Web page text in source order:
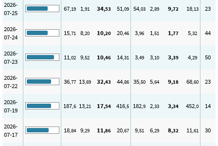
2026-
07-25
67,19 1,91 34,53 51,09 54,03 2,89 9,72 18,13 23
2026-
07-24
15,71 8,20 10,20 20,46 3,96 1,51 1,77 5,32 44
2026-
07-23
11,02 9,52 10,46 14,31 3,49 3,10 3,39 4,29 50
2026-
07-22
36,77 13,69 32,43 44,86 35,50 5,64 9,18 68,60 23
2026-
07-19
187,6 13,21 17,54 416,5 182,9 2,33 3,34 452,0 14
2026-
07-17
18,84 9,29 11,86 20,67 9,51 6,29 8,32 11,61 30